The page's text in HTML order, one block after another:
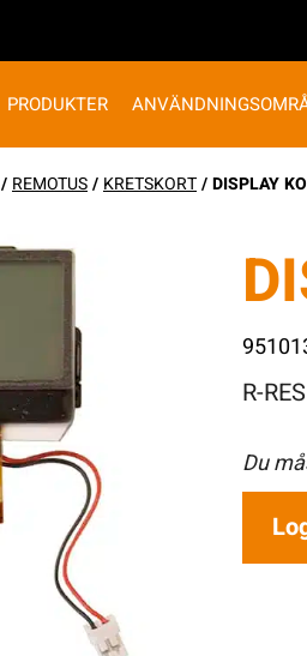
PRODUKTER
/ REMOTUS/ KRETSKORT/ DISPLAY
R-RES
Du